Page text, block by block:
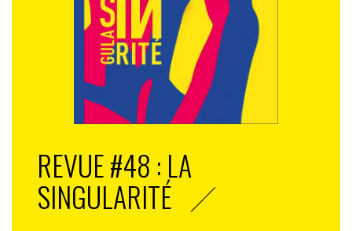
REVUE #48 : LA
SINGULARITÉ